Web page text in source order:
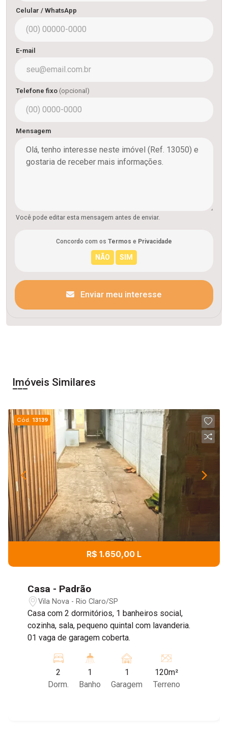
Celular / WhatsApp
E-mail
Telefone fixo (opcional)
Mensagem
Você pode editar esta mensagem antes de enviar.
Concordo com os Termos e Privacidade
Enviar meu interesse
Imóveis Similares
Cód. 13139
R$ 1.650,00 L
Casa - Padrão
Vila Nova - Rio Claro/SP
Casa com 2 dormitórios, 1 banheiros social,
cozinha, sala, pequeno quintal com lavanderia.
01 vaga de garagem coberta.
2
Dorm.
1
Banho
1
Garagem
120m²
Terreno